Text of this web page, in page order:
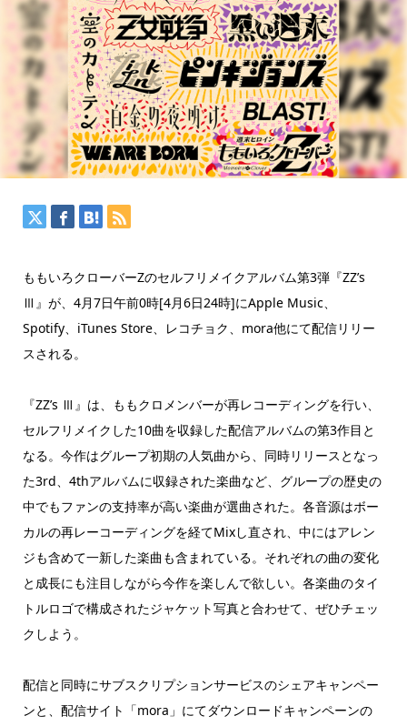
ももいろクローバーZのセルフリメイクアルバム第3弾『ZZ’s
Ⅲ』が、4月7日午前0時[4月6日24時]にApple Music、
Spotify、iTunes Store、レコチョク、mora他にて配信リリー
スされる。
『ZZ’s Ⅲ』は、ももクロメンバーが再レコーディングを行い、
セルフリメイクした10曲を収録した配信アルバムの第3作目と
なる。今作はグループ初期の人気曲から、同時リリースとなっ
た3rd、4thアルバムに収録された楽曲など、グループの歴史の
中でもファンの支持率が高い楽曲が選曲された。各音源はボー
カルの再レーコーディングを経てMixし直され、中にはアレン
ジも含めて一新した楽曲も含まれている。それぞれの曲の変化
と成長にも注目しながら今作を楽しんで欲しい。各楽曲のタイ
トルロゴで構成されたジャケット写真と合わせて、ぜひチェッ
クしよう。
配信と同時にサブスクリプションサービスのシェアキャンペー
ンと、配信サイト「mora」にてダウンロードキャンペーンの